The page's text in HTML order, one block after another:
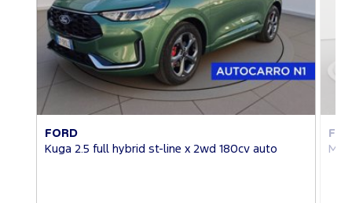
FORD
Kuga 2.5 full hybrid st-line x 2wd 180cv auto